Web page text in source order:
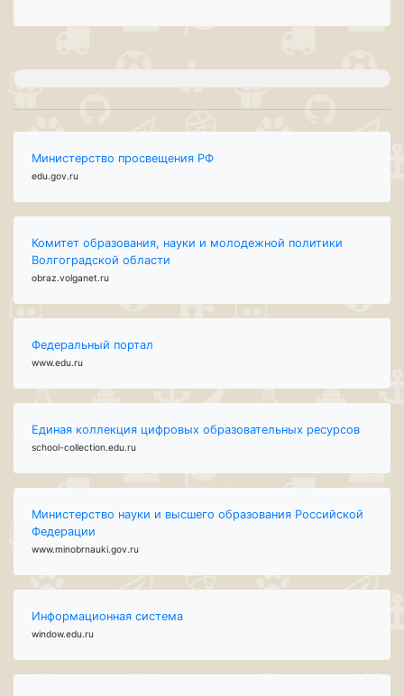
Министерство просвещения РФ
edu.gov.ru
Комитет образования, науки и молодежной политики
Волгоградской области
obraz.volganet.ru
Федеральный портал
www.edu.ru
Единая коллекция цифровых образовательных ресурсов
school-collection.edu.ru
Министерство науки и высшего образования Российской
Федерации
www.minobrnauki.gov.ru
Информационная система
window.edu.ru